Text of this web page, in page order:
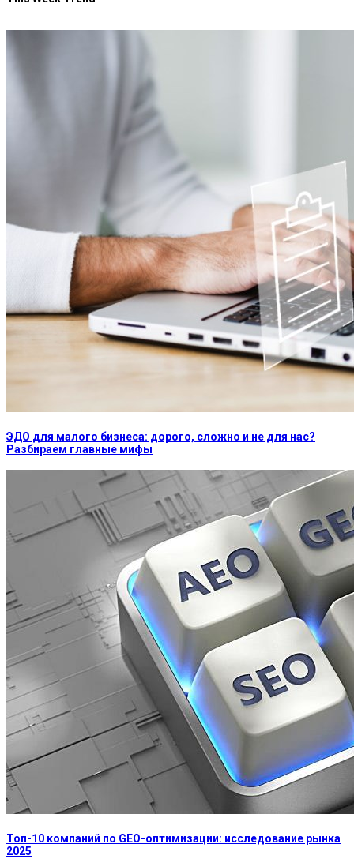
ЭДО для малого бизнеса: дорого, сложно и не для нас?
Разбираем главные мифы
Топ-10 компаний по GEO-оптимизации: исследование рынка
2025